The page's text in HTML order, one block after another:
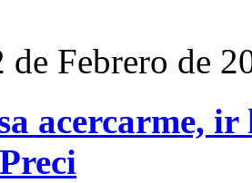
de Febrero de
acercarme,